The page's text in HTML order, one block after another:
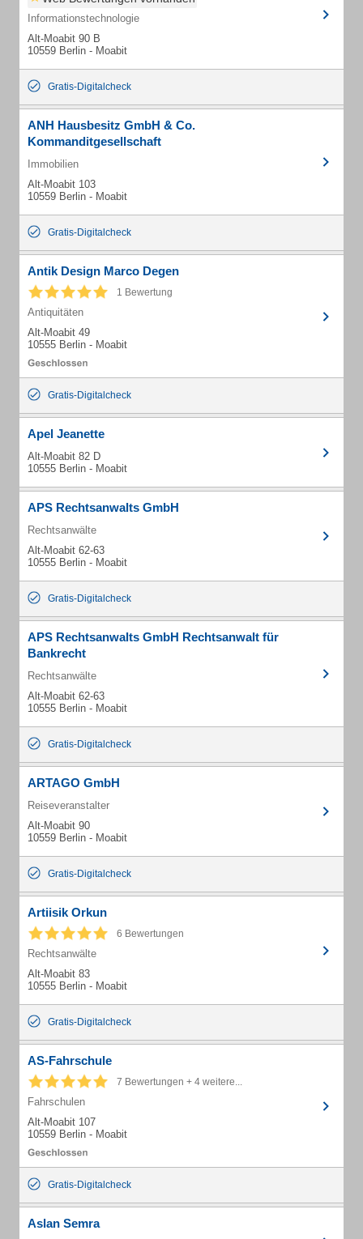
Informationstechnologie
Alt-Moabit 90 B
10559 Berlin - Moabit
Gratis-Digitalcheck
ANH Hausbesitz GmbH & Co.
Kommanditgesellschaft
Immobilien
Alt-Moabit 103
10559 Berlin - Moabit
Gratis-Digitalcheck
Antik Design Marco Degen
1 Bewertung
Antiquitäten
Alt-Moabit 49
10555 Berlin - Moabit
Gratis-Digitalcheck
Apel Jeanette
Alt-Moabit 82 D
10555 Berlin - Moabit
APS Rechtsanwalts GmbH
Rechtsanwälte
Alt-Moabit 62-63
10555 Berlin - Moabit
Gratis-Digitalcheck
APS Rechtsanwalts GmbH Rechtsanwalt für
Bankrecht
Rechtsanwälte
Alt-Moabit 62-63
10555 Berlin - Moabit
Gratis-Digitalcheck
ARTAGO GmbH
Reiseveranstalter
Alt-Moabit 90
10559 Berlin - Moabit
Gratis-Digitalcheck
Artiisik Orkun
6 Bewertungen
Rechtsanwälte
Alt-Moabit 83
10555 Berlin - Moabit
Gratis-Digitalcheck
AS-Fahrschule
7 Bewertungen + 4 weitere...
Fahrschulen
Alt-Moabit 107
10559 Berlin - Moabit
Gratis-Digitalcheck
Aslan Semra